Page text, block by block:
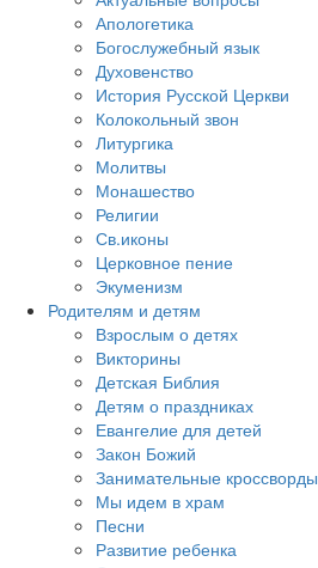
Апологетика
Богослужебный язык
Духовенство
История Русской Церкви
Колокольный звон
Литургика
Молитвы
Монашество
Религии
Св.иконы
Церковное пение
Экуменизм
Родителям и детям
Взрослым о детях
Викторины
Детская Библия
Детям о праздниках
Евангелие для детей
Закон Божий
Занимательные кроссворды
Мы идем в храм
Песни
Развитие ребенка